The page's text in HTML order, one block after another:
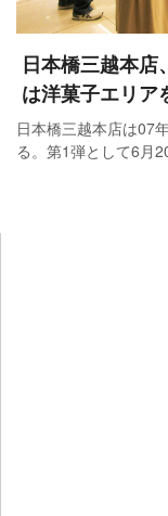
日本橋三越本
は洋菓子エリア
日本橋三越本店は07
る。第1弾として6月